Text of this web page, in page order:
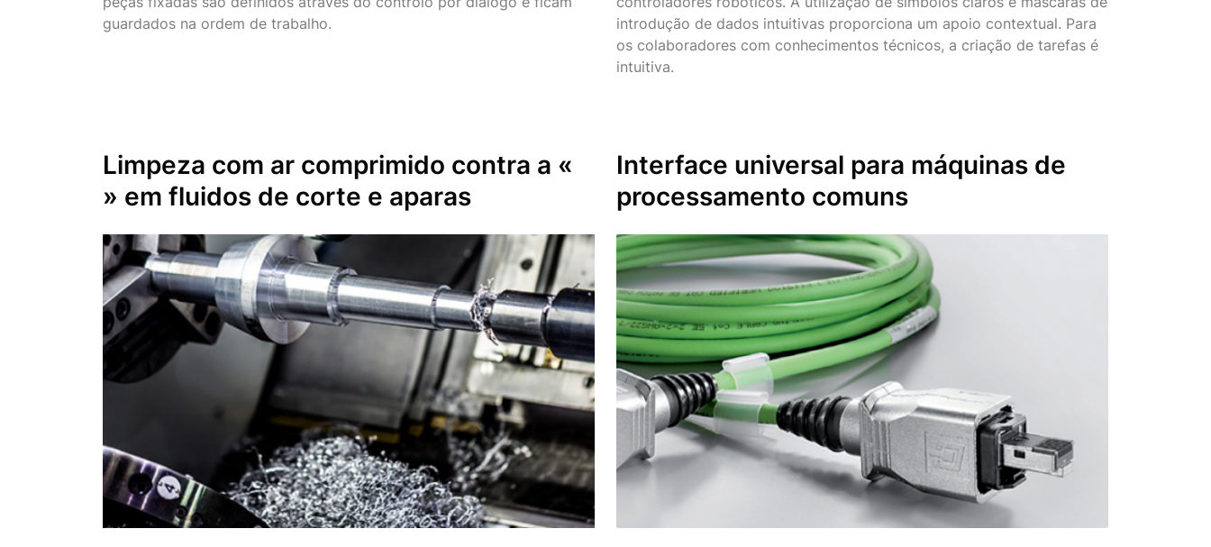
guardados na ordem de trabalho.
introdução de dados intuitivas proporciona um apoio contextual. Para
os colaboradores com conhecimentos técnicos, a criação de tarefas é
intuitiva.
Limpeza com ar comprimido contra a «
» em fluidos de corte e aparas
Interface universal para máquinas de
processamento comuns